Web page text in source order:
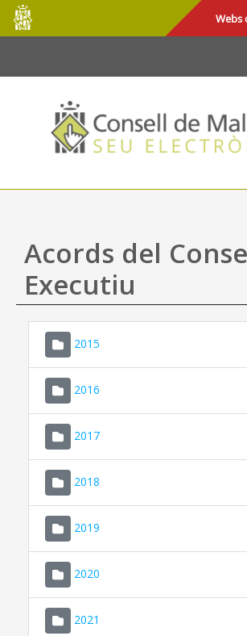
Salta al contingut principal
Consell
de
Mallorca
Webs
Acords del
Executiu
2015
2016
2017
2018
2019
2020
2021